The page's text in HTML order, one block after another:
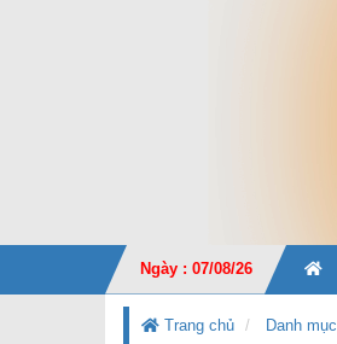
Ngày : 07/08/26
Trang chủ Danh mục